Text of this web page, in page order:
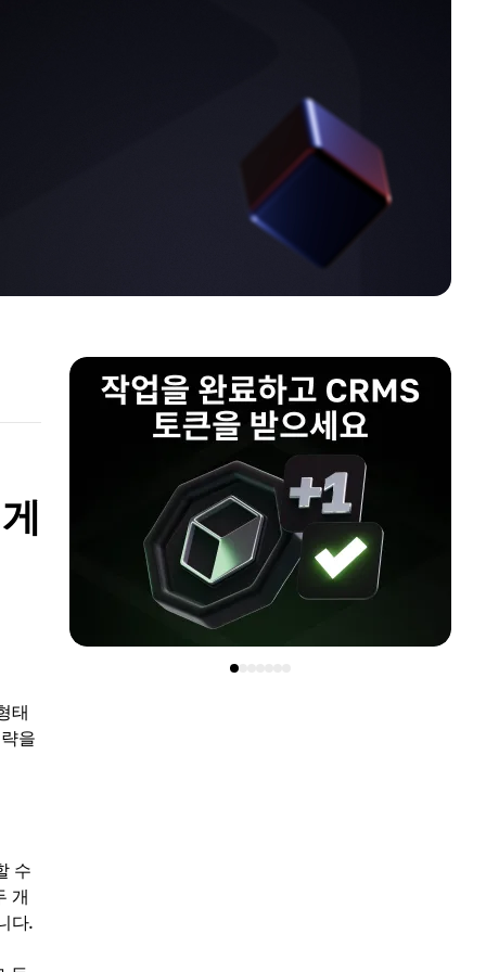
태
을
수
개
다.